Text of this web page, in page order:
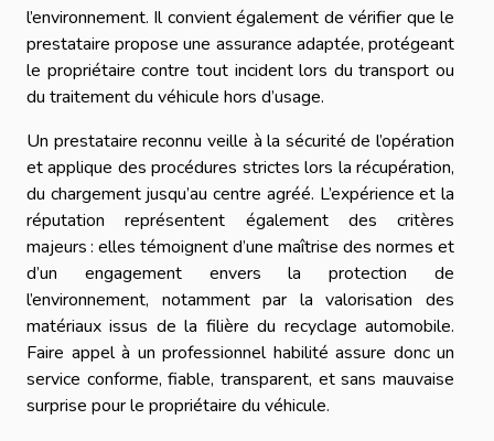
l’environnement. Il convient également de vérifier que le
prestataire propose une assurance adaptée, protégeant
le propriétaire contre tout incident lors du transport ou
du traitement du véhicule hors d’usage.
Un prestataire reconnu veille à la sécurité de l’opération
et applique des procédures strictes lors la récupération,
du chargement jusqu’au centre agréé. L’expérience et la
réputation représentent également des critères
majeurs : elles témoignent d’une maîtrise des normes et
d’un engagement envers la protection de
l’environnement, notamment par la valorisation des
matériaux issus de la filière du recyclage automobile.
Faire appel à un professionnel habilité assure donc un
service conforme, fiable, transparent, et sans mauvaise
surprise pour le propriétaire du véhicule.